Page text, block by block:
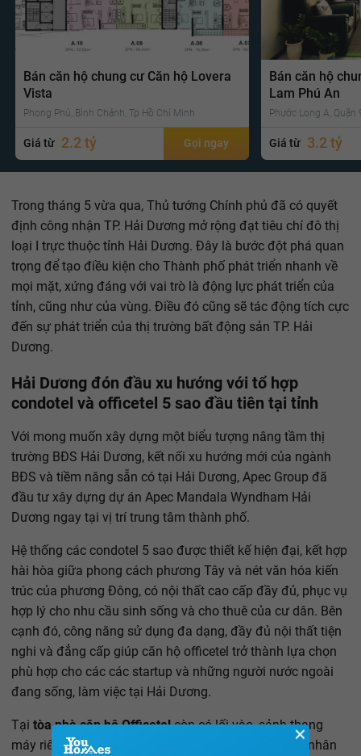
Bán căn hộ chung cư Căn hộ Lovera
Vista
Phong Phú, Bình Chánh, Tp Hồ Chí Minh
Giá từ 2.2 tỷ Gọi ngay
Bán căn hộ
Lam Phú An
Phước Long A, Quận
Giá từ 3.2 tỷ
Trong tháng 5 vừa qua, Thủ tướng Chính phủ đã có quyết
định công nhận TP. Hải Dương mở rộng đạt tiêu chí đô thị
loại I trực thuộc tỉnh Hải Dương. Đây là bước đột phá quan
trọng để tạo điều kiện cho Thành phố phát triển nhanh về
mọi mặt, xứng đáng với vai trò là động lực phát triển của
tỉnh, cũng như của vùng. Điều đó cũng sẽ tác động tích cực
đến sự phát triển của thị trường bất động sản TP. Hải
Dương.
Hải Dương đón đầu xu hướng với tổ hợp
condotel và officetel 5 sao đầu tiên tại tỉnh
Với mong muốn xây dựng một biểu tượng nâng tầm thị
trường BĐS Hải Dương, kết nối xu hướng mới của ngành
BĐS và tiềm năng sẵn có tại Hải Dương, Apec Group đã
đầu tư xây dựng dự án Apec Mandala Wyndham Hải
Dương ngay tại vị trí trung tâm thành phố.
Hệ thống các condotel 5 sao được thiết kế hiện đại, kết hợp
hài hòa giữa phong cách phương Tây và nét văn hóa kiến
trúc của phương Đông, có nội thất cao cấp đầy đủ, phục vụ
hợp lý cho nhu cầu sinh sống và cho thuê của cư dân. Bên
cạnh đó, công năng sử dụng đa dạng, đầy đủ nội thất tiện
nghi và đẳng cấp giúp căn hộ officetel trở thành lựa chọn
phù hợp cho các các startup và những người nước ngoài
đang sống, làm việc tại Hải Dương.
Tại tòa nhà căn hộ Officetelcòn có lối vào, sảnh thang
máy riêng, thuận tiện cho việc di chuyển của cán bộ nhân
✕